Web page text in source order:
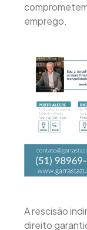
emprego.
A rescisão
direito